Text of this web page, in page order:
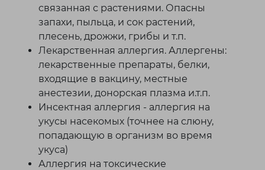
связанная с растениями. Опасны
запахи, пыльца, и сок растений,
плесень, дрожжи, грибы и т.п.
Лекарственная аллергия. Аллергены:
лекарственные препараты, белки,
входящие в вакцину, местные
анестезии, донорская плазма и.т.п.
Инсектная аллергия - аллергия на
укусы насекомых (точнее на слюну,
попадающую в организм во время
укуса)
Аллергия на токсические